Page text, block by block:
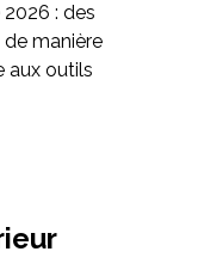
: des
manière
aux outils